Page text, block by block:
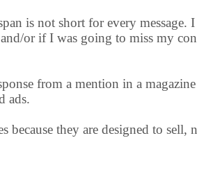
is not short for every
or if I was going to miss my
from a mention in a
ads.
because they are designed to